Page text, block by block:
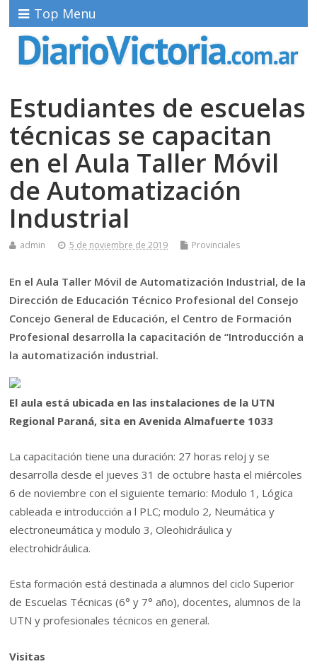
Top Menu
Estudiantes de escuelas
técnicas se capacitan
en el Aula Taller Móvil
de Automatización
Industrial
admin 5 de noviembre de 2019 Provinciales
En el Aula Taller Móvil de Automatización Industrial, de la
Dirección de Educación Técnico Profesional del Consejo
Concejo General de Educación, el Centro de Formación
Profesional desarrolla la capacitación de “Introducción a
la automatización industrial.
El aula está ubicada en las instalaciones de la UTN
Regional Paraná, sita en Avenida Almafuerte 1033
La capacitación tiene una duración: 27 horas reloj y se
desarrolla desde el jueves 31 de octubre hasta el miércoles
6 de noviembre con el siguiente temario: Modulo 1, Lógica
cableada e introducción a l PLC; modulo 2, Neumática y
electroneumática y modulo 3, Oleohidráulica y
electrohidráulica.
Esta formación está destinada a alumnos del ciclo Superior
de Escuelas Técnicas (6° y 7° año), docentes, alumnos de la
UTN y profesionales técnicos en general.
Visitas